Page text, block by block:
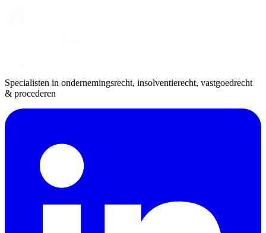
Specialisten in ondernemingsrecht, insolventierecht, vastgoedrecht
& procederen